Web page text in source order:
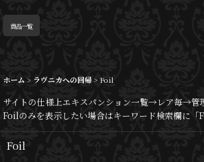
商品一覧
ホーム > ラヴニカへの回帰> Foil
サイトの仕様上エキスパンション一覧→レア毎→管
Foilのみを表示したい場合はキーワード検索欄に「
Foil